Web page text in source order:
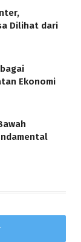
Dilihat dari
Ekonomi